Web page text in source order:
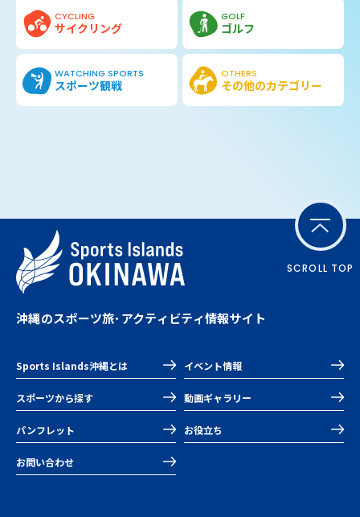
CYCLING
サイクリング
GOLF
ゴルフ
WATCHING SPORTS
スポーツ観戦
OTHERS
その他のカテゴリー
SCROLL TOP
沖縄のスポーツ旅･アクティビティ情報サイト
Sports Islands沖縄とは イベント情報
スポーツから探す 動画ギャラリー
パンフレット お役立ち
お問い合わせ